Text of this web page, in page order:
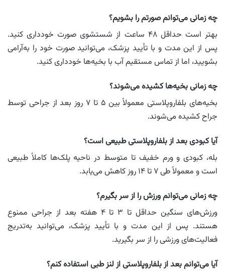
چه زمانی می‌توانم صورتم را بشویم؟
بهتر است حداقل ۴۸ ساعت از شستشوی صورت خودداری کنید.
پس از این مدت و با تأیید پزشک، می‌توانید صورت خود را به‌آرامی
بشویید، اما از تماس مستقیم آب با بخیه‌ها خودداری کنید.
چه زمانی بخیه‌ها کشیده می‌شوند؟
بخیه‌های بلفاروپلاستی معمولاً بین ۵ تا ۷ روز بعد از جراحی توسط
جراح کشیده می‌شوند.
آیا کبودی بعد از بلفاروپلاستی طبیعی است؟
بله، کبودی و ورم خفیف تا متوسط در ناحیه پلک‌ها کاملاً طبیعی
است و معمولاً طی ۷ تا ۱۴ روز کاهش می‌یابد.
چه زمانی می‌توانم ورزش را از سر بگیرم؟
ورزش‌های سنگین حداقل تا ۳ تا ۴ هفته بعد از جراحی ممنوع
هستند. پس از این مدت و با تأیید پزشک، می‌توانید به‌تدریج
فعالیت‌های ورزشی را از سر بگیرید.
آیا می‌توانم بعد از بلفاروپلاستی از لنز طبی استفاده کنم؟